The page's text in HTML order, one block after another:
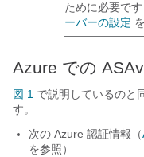
ために必要です
ーバーの設定
Azure での
図 1 で説明しているのと
す。
次の Azure 認証情報（
を参照）